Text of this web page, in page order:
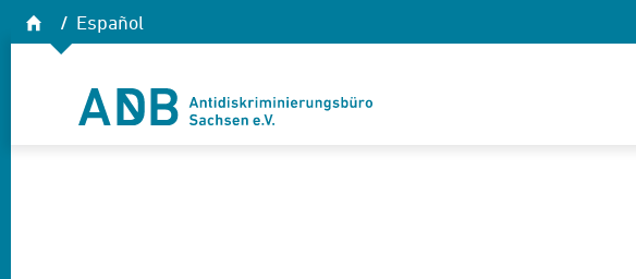
Zum Hauptmenü
Zum Hauptinhalt
Startseite
Español